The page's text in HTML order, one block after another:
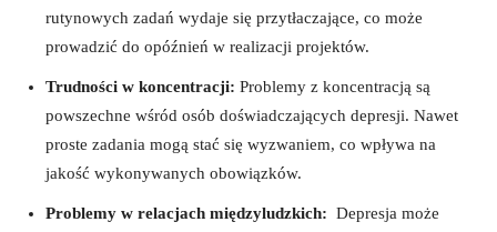
rutynowych​ zadań ⁤wydaje się przytłaczające, co może
‌prowadzić do opóźnień ⁤w realizacji projektów.
Trudności‌ w koncentracji: Problemy⁢ z koncentracją są
powszechne wśród⁢ osób⁢ doświadczających depresji. Nawet
proste zadania mogą stać⁢ się wyzwaniem, co wpływa ​na
jakość ‌wykonywanych​ obowiązków.
Problemy w relacjach międzyludzkich: ⁢ Depresja może